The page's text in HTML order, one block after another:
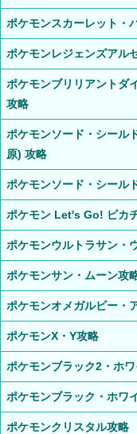
ポケモンスカーレット・
ポケモンレジェンズアル
ポケモンブリリアントダ
攻略
ポケモンソード・シール
原) 攻略
ポケモンソード・シール
ポケモン Let's Go! ピカ
ポケモンウルトラサン・
ポケモンサン・ムーン攻
ポケモンオメガルビー・
ポケモンX・Y攻略
ポケモンブラック2・ホ
ポケモンブラック・ホワ
ポケモンクリスタル攻略